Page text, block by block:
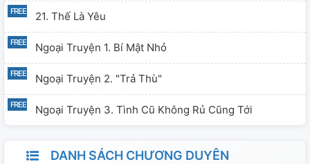
21. Thế Là Yêu
Ngoại Truyện 1. Bí Mật Nhỏ
Ngoại Truyện 2. "Trả Thù"
Ngoại Truyện 3. Tình Cũ Không Rủ Cũng Tới
DANH SÁCH CHƯƠNG DUYÊN